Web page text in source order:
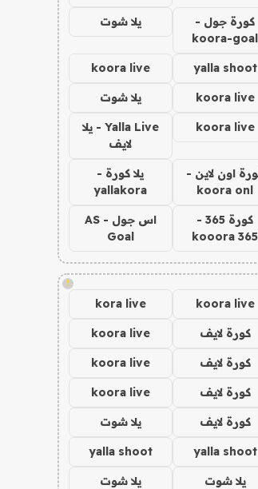
كورة جول -
koora-goal
يلا شوت
yalla shoot
koora live
koora live يلا شوت
koora live
Yalla Live - يلا
لايف
اون لاين -
koora onl
يلا كورة -
yallakora
كورة 365 -
kooora 365
اس جول - AS
Goal
!
koora live
kora live
كورة لايف koora live
كورة لايف koora live
كورة لايف koora live
كورة لايف يلا شوت
yalla shoot
yalla shoot
يلا شوت يلا شوت